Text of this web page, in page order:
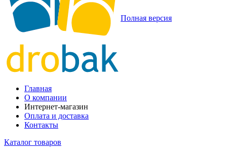
Полная версия
Главная
О компании
Интернет-магазин
Оплата и доставка
Контакты
Каталог товаров